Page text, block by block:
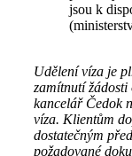
jsou k
Udělení víza je
zamítnutí
kancelář Čedok
víza. Klientům
dostatečným
požadované